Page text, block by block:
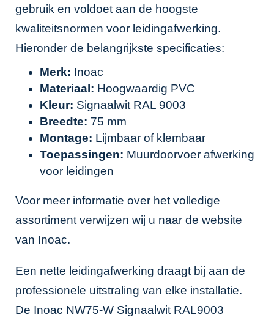
gebruik en voldoet aan de hoogste
kwaliteitsnormen voor leidingafwerking.
Hieronder de belangrijkste specificaties:
Merk: Inoac
Materiaal: Hoogwaardig PVC
Kleur: Signaalwit RAL 9003
Breedte: 75 mm
Montage: Lijmbaar of klembaar
Toepassingen: Muurdoorvoer afwerking
voor leidingen
Voor meer informatie over het volledige
assortiment verwijzen wij u naar de website
van Inoac.
Een nette leidingafwerking draagt bij aan de
professionele uitstraling van elke installatie.
De Inoac NW75-W Signaalwit RAL9003